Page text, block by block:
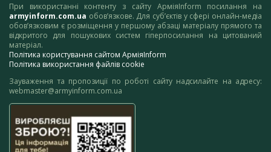
При використанні контенту з сайту АрміяInform посилання на
armyinform.com.ua обов’язкове. Для суб’єктів у сфері онлайн-медіа
обов’язковим є розміщення у першому абзаці матеріалу прямого та
відкритого для пошукових систем гіперпосилання на цитований
матеріал.
Політика користування сайтом АрміяInform
Політика використання файлів cookie
Зауваження та пропозиції по роботі сайту надсилайте на адресу:
webmaster@armyinform.com.ua